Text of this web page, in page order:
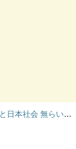
無らい県運動の研究